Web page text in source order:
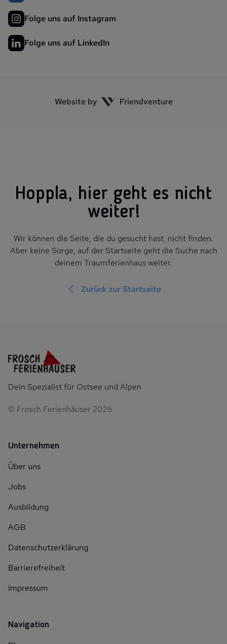
Folge uns auf Instagram
Folge uns auf LinkedIn
Website by Friendventure
Hopp­la, hier geht es nicht
wei­ter!
Wir können die Seite, die du gesucht hast, nicht finden.
Aber keine Sorge, auf der Startseite geht die Suche nach
deinem Traumferienhaus weiter.
Zurück zur Startseite
Dein Spezialist für Ostsee und Alpen
© Frosch Ferienhäuser 2026
Unternehmen
Über uns
Jobs
Ausbildung
AGB
Datenschutzerklärung
Barrierefreiheit
Impressum
Navigation